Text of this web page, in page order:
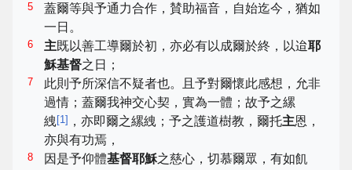
5
蓋爾等與予通力合作，賛助福音，自始迄今，猶如
一日。
6 主既以善工導爾於初，亦必有以成爾於終，以迨耶
穌基督之日；
7
此則予所深信不疑者也。且予對爾懷此感想，允非
過情；蓋爾我神交心契，實為一體；故予之縲
絏[1] ，亦即爾之縲絏；予之護道樹教，爾托主恩，
亦與有功焉，
8 因是予仰體基督耶穌之慈心，切慕爾眾，有如飢